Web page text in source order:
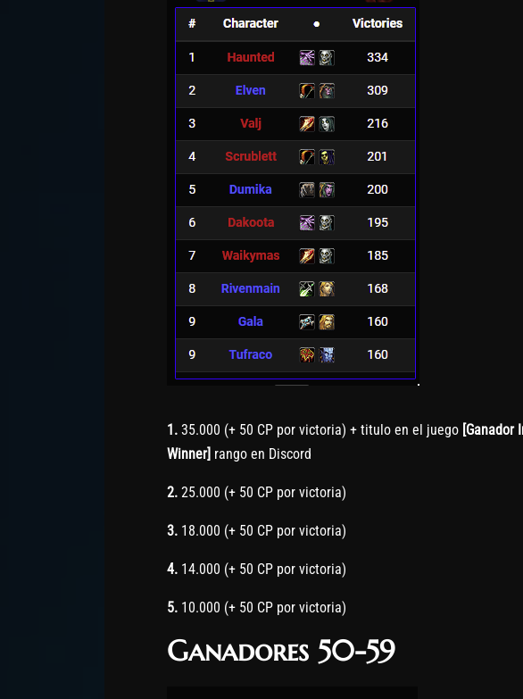
1. 35.000 (+ 50 CP por victoria) + titulo en el juego [Ganador
Winner] rango en Discord
2. 25.000 (+ 50 CP por victoria)
3. 18.000 (+ 50 CP por victoria)
4. 14.000 (+ 50 CP por victoria)
5. 10.000 (+ 50 CP por victoria)
Ganadores 50-59